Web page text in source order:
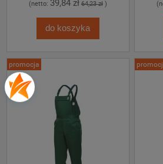
(netto: 39,84 zł 64,23 zł)
do koszyka
promocja